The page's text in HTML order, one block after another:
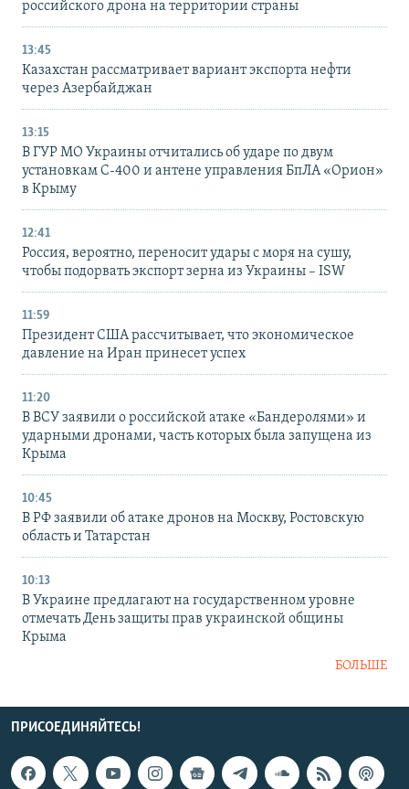
российского дрона на территории страны
13:45
Казахстан рассматривает вариант экспорта нефти
через Азербайджан
13:15
В ГУР МО Украины отчитались об ударе по двум
установкам С-400 и антене управления БпЛА «Орион»
в Крыму
12:41
Россия, вероятно, переносит удары с моря на сушу,
чтобы подорвать экспорт зерна из Украины – ISW
11:59
Президент США рассчитывает, что экономическое
давление на Иран принесет успех
11:20
В ВСУ заявили о российской атаке «Бандеролями» и
ударными дронами, часть которых была запущена из
Крыма
10:45
В РФ заявили об атаке дронов на Москву, Ростовскую
область и Татарстан
10:13
В Украине предлагают на государственном уровне
отмечать День защиты прав украинской общины
Крыма
БОЛЬШЕ
ПРИСОЕДИНЯЙТЕСЬ!